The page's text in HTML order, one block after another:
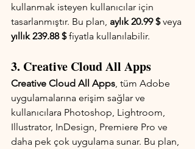
kullanmak isteyen kullanıcılar için
tasarlanmıştır. Bu plan, aylık 20.99 $ veya
yıllık 239.88 $ fiyatla kullanılabilir.
3. Creative Cloud All Apps
Creative Cloud All Apps , tüm Adobe
uygulamalarına erişim sağlar ve
kullanıcılara Photoshop, Lightroom,
Illustrator, InDesign, Premiere Pro ve
daha pek çok uygulama sunar. Bu plan,